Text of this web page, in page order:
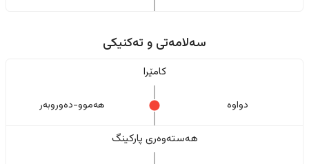
سەلامەتی و تەکنیکی
کامێرا
دواوە هەموو-دەوروبەر
هەستەوەری پارکینگ